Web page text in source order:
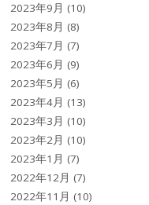
2023年9月 (10)
2023年8月 (8)
2023年7月 (7)
2023年6月 (9)
2023年5月 (6)
2023年4月 (13)
2023年3月 (10)
2023年2月 (10)
2023年1月 (7)
2022年12月 (7)
2022年11月 (10)